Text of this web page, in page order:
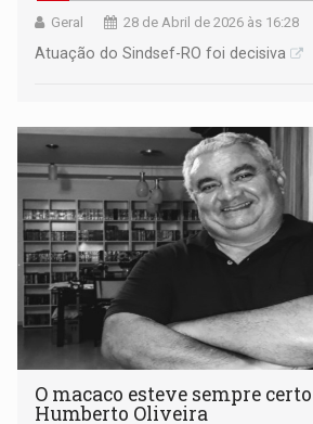
Geral 28 de Abril de 2026 às 16:28
Atuação do Sindsef-RO foi decisiva
O macaco esteve sempre
Humberto Oliveira